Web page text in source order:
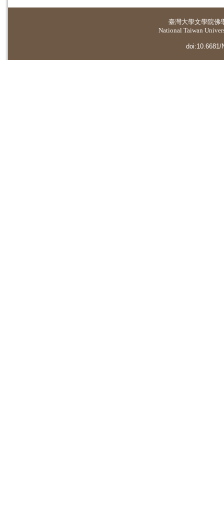
臺灣大學文學院佛
National Taiwan
doi:10.6681/